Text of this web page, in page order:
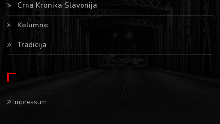
Crna Kronika Slavonija
Kolumne
Tradicija
Impressum